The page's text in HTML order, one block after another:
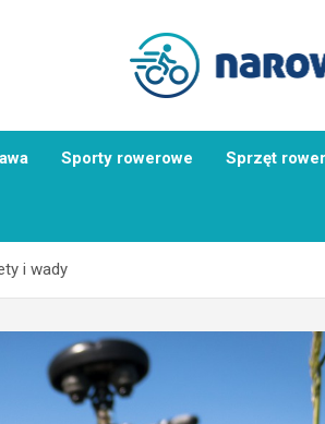
Sporty rowerowe Sprzęt
i wady